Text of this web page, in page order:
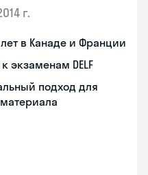
г.
в Канаде и Франции
экзаменам DELF
подход для